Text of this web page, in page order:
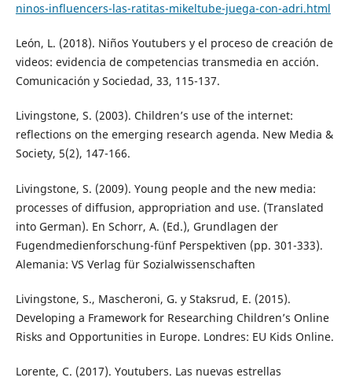
ninos-influencers-las-ratitas-mikeltube-juega-con-adri.html
León, L. (2018). Niños Youtubers y el proceso de creación de
videos: evidencia de competencias transmedia en acción.
Comunicación y Sociedad, 33, 115-137.
Livingstone, S. (2003). Children’s use of the internet:
reflections on the emerging research agenda. New Media &
Society, 5(2), 147-166.
Livingstone, S. (2009). Young people and the new media:
processes of diffusion, appropriation and use. (Translated
into German). En Schorr, A. (Ed.), Grundlagen der
Fugendmedienforschung-fünf Perspektiven (pp. 301-333).
Alemania: VS Verlag für Sozialwissenschaften
Livingstone, S., Mascheroni, G. y Staksrud, E. (2015).
Developing a Framework for Researching Children’s Online
Risks and Opportunities in Europe. Londres: EU Kids Online.
Lorente, C. (2017). Youtubers. Las nuevas estrellas